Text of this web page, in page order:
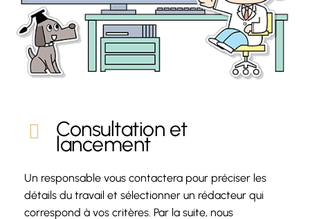
Consultation et
lancement
Un responsable vous contactera pour préciser les
détails du travail et sélectionner un rédacteur qui
correspond à vos critères. Par la suite, nous